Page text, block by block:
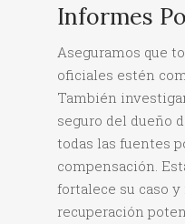
Informes
Aseguramos que
oficiales estén
También
seguro del dueño
todas las fuentes
compensación.
fortalece su caso
recuperación